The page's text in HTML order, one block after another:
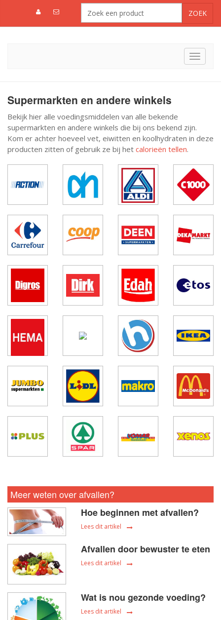
Toggle
Supermarkten en andere winkels
Bekijk hier alle voedingsmiddelen van alle bekende
supermarkten en andere winkels die bij ons bekend zijn.
Kom er achter hoeveel vet, eiwitten en koolhydraten in deze
producten zitten of gebruik ze bij het calorieën tellen.
Meer weten over afvallen?
Hoe beginnen met afvallen?
Lees dit artikel
Afvallen door bewuster te eten
Lees dit artikel
Wat is nou gezonde voeding?
Lees dit artikel